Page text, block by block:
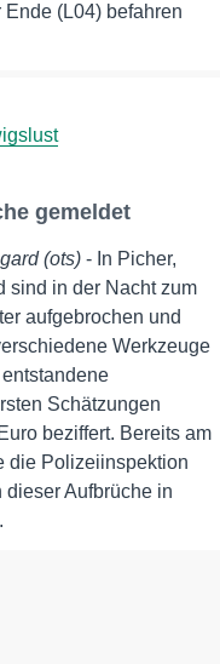
(L04) befahren
gemeldet
(ots)- In Picher,
sind in der Nacht zum
aufgebrochen und
Werkzeuge
Schätzungen
beziffert. Bereits am
die Polizeiinspektion
dieser Aufbrüche in